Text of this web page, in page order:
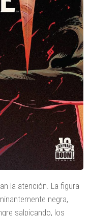
la atención. La figura
negra,
salpicando, los